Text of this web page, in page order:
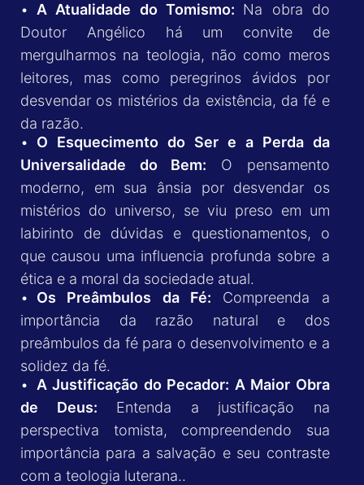
•
A Atualidade do Tomismo: Na obra do
Doutor Angélico há um convite de
mergulharmos na teologia, não como meros
leitores, mas como peregrinos ávidos por
desvendar os mistérios da existência, da fé e
da razão.
•
O Esquecimento do Ser e a Perda da
Universalidade do Bem: O pensamento
moderno, em sua ânsia por desvendar os
mistérios do universo, se viu preso em um
labirinto de dúvidas e questionamentos, o
que causou uma influencia profunda sobre a
ética e a moral da sociedade atual.
•
Os Preâmbulos da Fé: Compreenda a
importância da razão natural e dos
preâmbulos da fé para o desenvolvimento e a
solidez da fé.
•
A Justificação do Pecador: A Maior Obra
de Deus: Entenda a justificação na
perspectiva tomista, compreendendo sua
importância para a salvação e seu contraste
com a teologia luterana..